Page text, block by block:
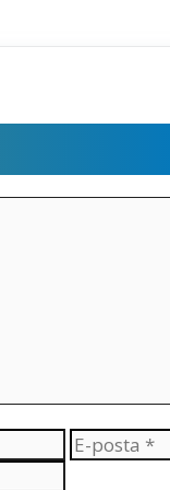
E-
posta